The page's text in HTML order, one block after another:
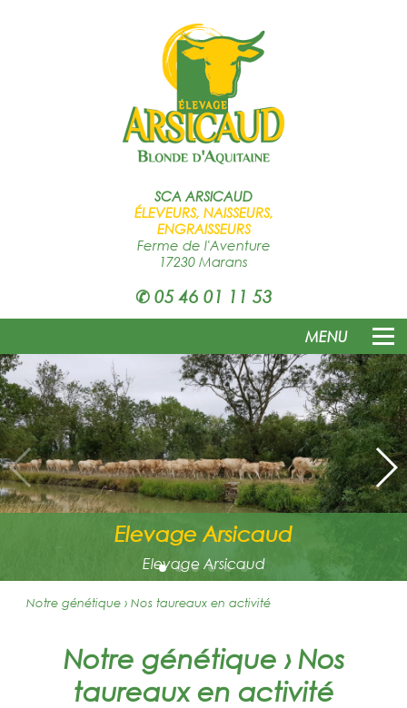
SCA ARSICAUD
ÉLEVEURS, NAISSEURS,
ENGRAISSEURS
Ferme de l'Aventure
17230 Marans
✆ 05 46 01 11 53
MENU
Elevage Arsicaud
Elevage Arsicaud
Notre génétique › Nos taureaux en activité
Notre génétique › Nos
taureaux en activité